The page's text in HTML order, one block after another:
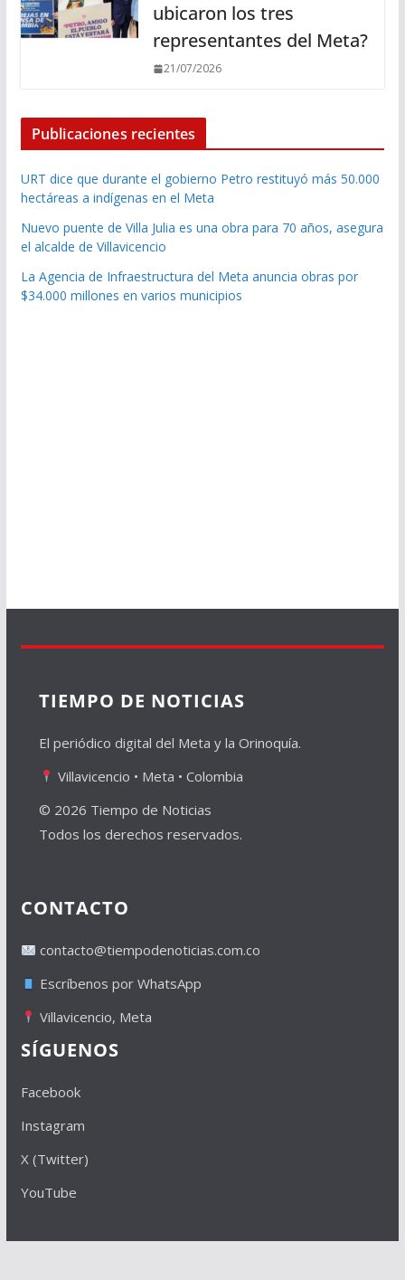
ubicaron los tres
representantes del Meta?
21/07/2026
Publicaciones recientes
URT dice que durante el gobierno Petro restituyó más 50.000
hectáreas a indígenas en el Meta
Nuevo puente de Villa Julia es una obra para 70 años, asegura
el alcalde de Villavicencio
La Agencia de Infraestructura del Meta anuncia obras por
$34.000 millones en varios municipios
TIEMPO DE NOTICIAS
El periódico digital del Meta y la Orinoquía.
Villavicencio • Meta • Colombia
© 2026 Tiempo de Noticias
Todos los derechos reservados.
CONTACTO
contacto@tiempodenoticias.com.co
Escríbenos por WhatsApp
Villavicencio, Meta
SÍGUENOS
Facebook
Instagram
X (Twitter)
YouTube